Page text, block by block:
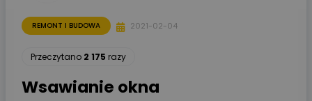
REMONT I BUDOWA 2021-02-04
Przeczytano 2 175 razy
Wsawianie okna